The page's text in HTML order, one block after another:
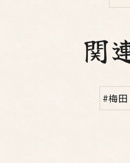
関
#梅田